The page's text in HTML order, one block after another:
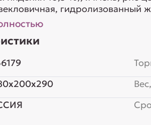
Омега-6 жирных кислот),